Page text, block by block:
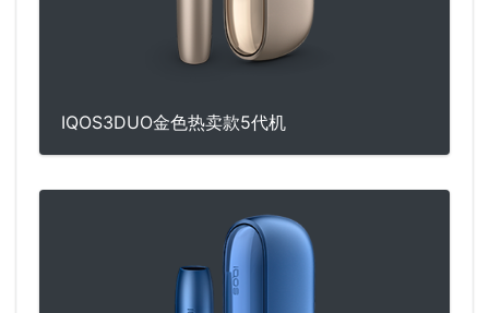
IQOS3DUO金色热卖款5代机